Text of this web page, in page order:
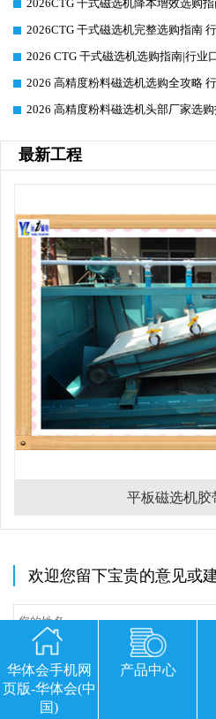
2026CTG 干式磁选机降本增效选购
2026CTG 干式磁选机完整选购指南
2026 CTG 干式磁选机选购指南|行业
2026 高精度粉料磁选机选购全攻略
2026 高精度粉料磁选机头部厂家选
最新工程
平板磁选机胶
欢迎您留下宝贵的意见或
华体会手机网
页版-华体会(中
国)
产品中心